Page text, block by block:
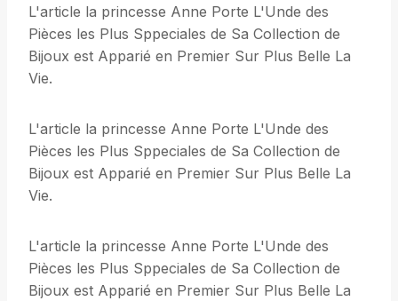
L'article la princesse Anne Porte L'Unde des
Pièces les Plus Sppeciales de Sa Collection de
Bijoux est Apparié en Premier Sur Plus Belle La
Vie.
L'article la princesse Anne Porte L'Unde des
Pièces les Plus Sppeciales de Sa Collection de
Bijoux est Apparié en Premier Sur Plus Belle La
Vie.
L'article la princesse Anne Porte L'Unde des
Pièces les Plus Sppeciales de Sa Collection de
Bijoux est Apparié en Premier Sur Plus Belle La